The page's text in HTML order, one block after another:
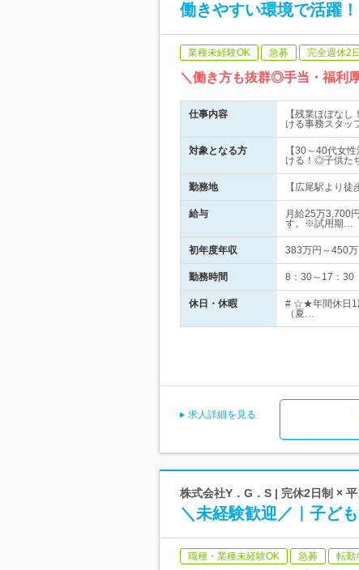
働きやすい環境で活躍
業種未経験OK 急募 完全週休2
＼働き方も抜群◎手当・福利
仕事内容
【残業ほぼな
ける事務スタッ
対象となる方
【30～40代女
ける！◎子供た
勤務地 【広尾駅より
給与
月給25万3,700
す。※試用期…
初年度年収 383万円～450万
勤務時間 8：30～17：30
休日・休暇
# ☆★年間休日
（夏…
求人詳細を見る
株式会社Y．G．S | 完休2日制 ×
＼未経験歓迎／｜子ど
職種・業種未経験OK 急募 転勤